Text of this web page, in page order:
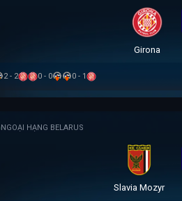
Girona
2 - 2 0 - 0 0 - 1
NGOẠI HẠNG BELARUS
Slavia Mozyr